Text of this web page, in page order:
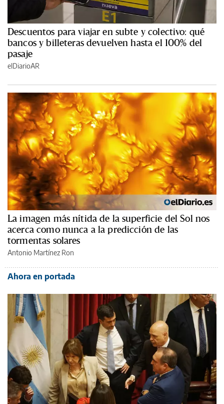
Descuentos para viajar en subte y colectivo: qué
bancos y billeteras devuelven hasta el 100% del
pasaje
elDiarioAR
La imagen más nítida de la superficie del Sol nos
acerca como nunca a la predicción de las
tormentas solares
Antonio Martínez Ron
Ahora en portada